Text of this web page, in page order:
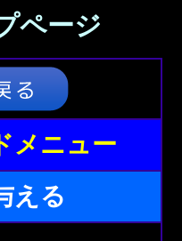
ページ
メニュー
える